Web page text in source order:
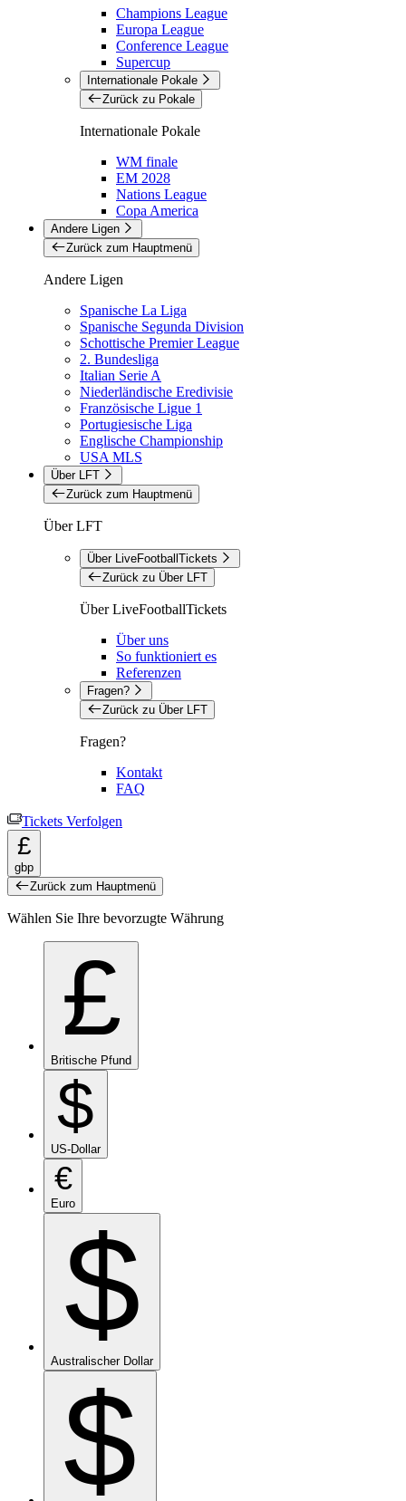
Champions League
Europa League
Conference League
Supercup
Internationale Pokale
Zurück zu Pokale
Internationale Pokale
WM finale
EM 2028
Nations League
Copa America
Andere Ligen
Zurück zum Hauptmenü
Andere Ligen
Spanische La Liga
Spanische Segunda Division
Schottische Premier League
2. Bundesliga
Italian Serie A
Niederländische Eredivisie
Französische Ligue 1
Portugiesische Liga
Englische Championship
USA MLS
Über LFT
Zurück zum Hauptmenü
Über LFT
Über LiveFootballTickets
Zurück zu Über LFT
Über LiveFootballTickets
Über uns
So funktioniert es
Referenzen
Fragen?
Zurück zu Über LFT
Fragen?
Kontakt
FAQ
Tickets Verfolgen
£
gbp
Zurück zum Hauptmenü
Wählen Sie Ihre bevorzugte Währung
£
Britische Pfund
$
US-Dollar
€
Euro
$
Australischer Dollar
$